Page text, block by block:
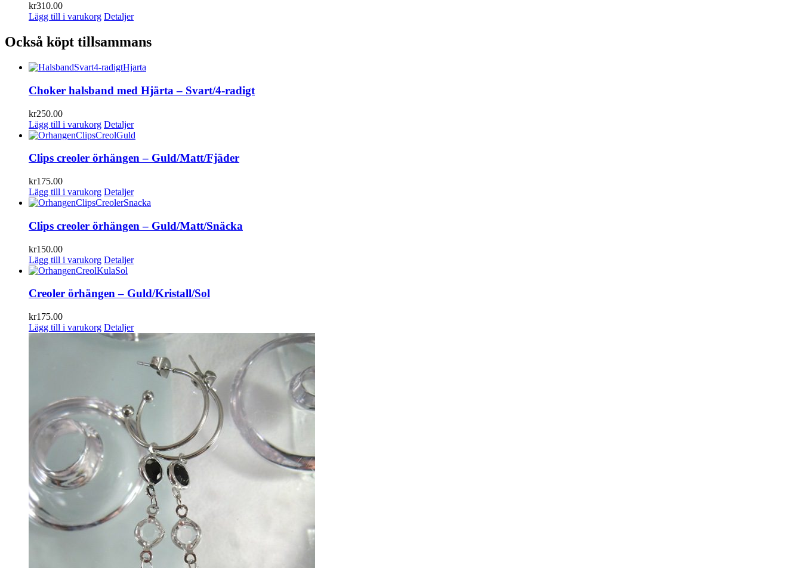
kr310.00
Lägg till i varukorg Detaljer
Också köpt tillsammans
Choker halsband med Hjärta – Svart/4-radigt
kr250.00
Lägg till i varukorg Detaljer
Clips creoler örhängen – Guld/Matt/Fjäder
kr175.00
Lägg till i varukorg Detaljer
Clips creoler örhängen – Guld/Matt/Snäcka
kr150.00
Lägg till i varukorg Detaljer
Creoler örhängen – Guld/Kristall/Sol
kr175.00
Lägg till i varukorg Detaljer